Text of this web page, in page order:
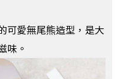
可愛無尾熊造型，是大
味。